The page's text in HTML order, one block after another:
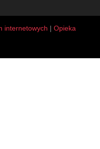
internetowych | Opieka